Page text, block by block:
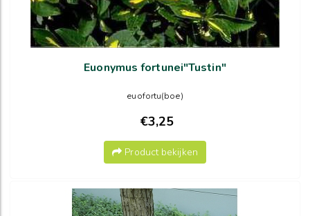
Euonymus fortunei"Tustin"
euofortu(boe)
€3,25
Product bekijken